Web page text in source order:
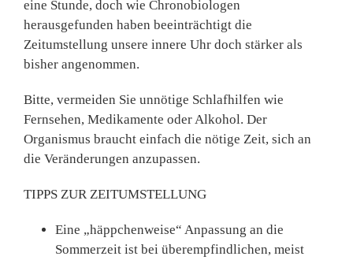
eine Stunde, doch wie Chronobiologen
herausgefunden haben beeinträchtigt die
Zeitumstellung unsere innere Uhr doch stärker als
bisher angenommen.
Bitte, vermeiden Sie unnötige Schlafhilfen wie
Fernsehen, Medikamente oder Alkohol. Der
Organismus braucht einfach die nötige Zeit, sich an
die Veränderungen anzupassen.
TIPPS ZUR ZEITUMSTELLUNG
Eine „häppchenweise“ Anpassung an die
Sommerzeit ist bei überempfindlichen, meist